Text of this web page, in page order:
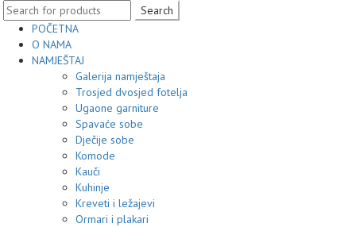
Search
POČETNA
O NAMA
NAMJEŠTAJ
Galerija namještaja
Trosjed dvosjed fotelja
Ugaone garniture
Spavaće sobe
Dječije sobe
Komode
Kauči
Kuhinje
Kreveti i ležajevi
Ormari i plakari